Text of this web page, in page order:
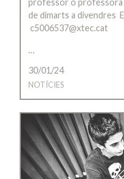
professor o professora
de dimarts a divendres
c5006537@xtec.cat
…
30/01/24
NOTÍCIES